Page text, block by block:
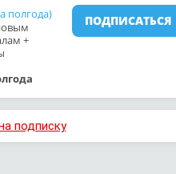
полгода)
+
ПОДПИСАТЬСЯ
подписку